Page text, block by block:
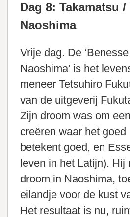
Dag 8: Takamatsu
Naoshima
Vrije dag. De
Naoshima’ is het
meneer Tetsuhiro
van de uitgeverij
Zijn droom was om
creëren waar het
betekent goed, en
leven in het Latijn). Hij
droom in Naoshima,
eilandje voor de kust
Het resultaat is nu,